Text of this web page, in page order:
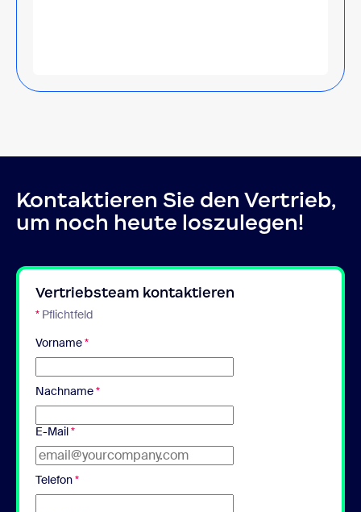
Kontaktieren Sie den Vertrieb,
um noch heute loszulegen!
Vertriebsteam kontaktieren
* Pflichtfeld
Vorname*
Nachname*
E-Mail*
Telefon*